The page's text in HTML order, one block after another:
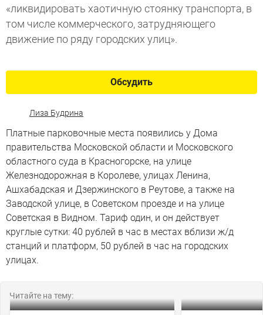
«ликвидировать хаотичную стоянку транспорта, в
том числе коммерческого, затрудняющего
движение по ряду городских улиц».
Обсудить
Лиза Будрина
Платные парковочные места появились у Дома
правительства Московской области и Московского
областного суда в Красногорске, на улице
Железнодорожная в Королеве, улицах Ленина,
Ашхабадская и Дзержинского в Реутове, а также на
Заводской улице, в Советском проезде и на улице
Советская в Видном. Тариф один, и он действует
круглые сутки: 40 рублей в час в местах вблизи ж/д
станций и платформ, 50 рублей в час на городских
улицах.
Читайте на тему: